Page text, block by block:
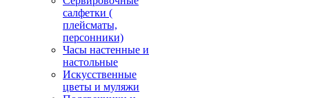
салфетки (
плейсматы,
персонники)
Часы настенные и
настольные
Искусственные
цветы и муляжи